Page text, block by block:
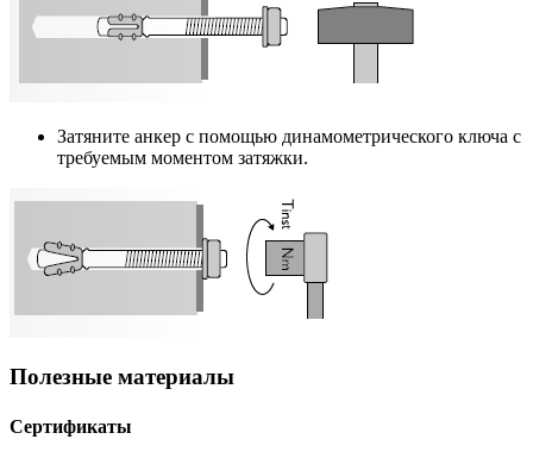
Затяните анкер с помощью динамометрического ключа с
требуемым моментом затяжки.
Полезные материалы
Сертификаты